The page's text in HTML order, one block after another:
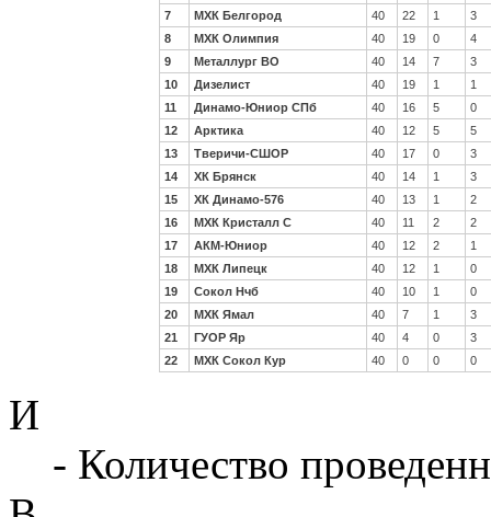
7
МХК Белгород 40 22 1
3
8
МХК Олимпия 40 19 0
4
9
Металлург ВО 40 14 7
3
10
Дизелист 40 19 1
1
11
Динамо-Юниор СПб 40 16 5
0
12
Арктика 40 12 5
5
13
Тверичи-СШОР 40 17 0
3
14
ХК Брянск 40 14 1
3
15
ХК Динамо-576 40 13 1
2
16
МХК Кристалл С 40 11 2
2
17
АКМ-Юниор 40 12 2
1
18
МХК Липецк 40 12 1
0
19
Сокол Нчб 40 10 1
0
20
МХК Ямал 40 7 1
3
21
ГУОР Яр 40 4 0
3
22
МХК Сокол Кур 40 0 0 0
И
- Количество